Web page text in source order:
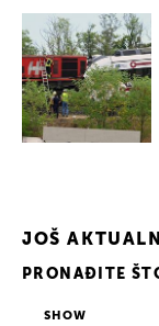
JOŠ
PRONAĐITE
SHOW